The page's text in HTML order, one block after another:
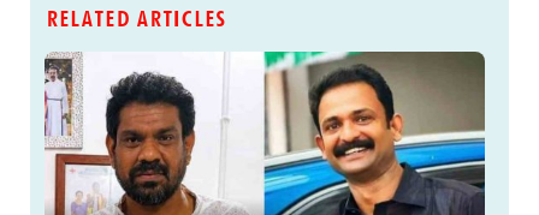
RELATED ARTICLES